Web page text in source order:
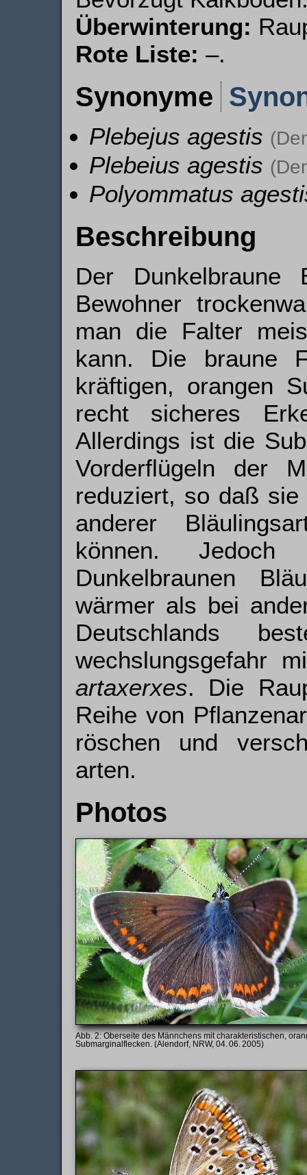
Überwinterung:
Rote Liste: –.
Synonyme
Plebejus agestis
Plebeius agestis
Polyommatus
Beschreibung
Der
Bewohner
man die Falter
kann. Die braune
kräftigen, orangen
recht sicheres
Allerdings ist die
Vorderflügeln der
reduziert, so daß
anderer
können.
Dunkelbraunen
wärmer als bei
Deutschlands
wechslungs­gefahr
artaxerxes. Die
Reihe von
röschen und
arten.
Photos
Oberseite des Männchens mit charakteristischen,
Submarginalflecken. (Alendorf, NRW, 04. 06. 2005)